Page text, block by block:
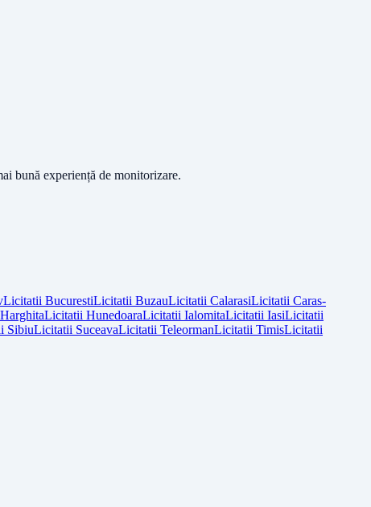
bună experiență de monitorizare.
Licitatii BucurestiLicitatii BuzauLicitatii CalarasiLicitatii Caras-
HarghitaLicitatii HunedoaraLicitatii IalomitaLicitatii IasiLicitatii
SibiuLicitatii SuceavaLicitatii TeleormanLicitatii TimisLicitatii